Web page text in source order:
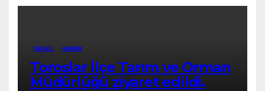
GENEL HABER
Toroslar İlçe Tarım ve Orman
Müdürlüğü ziyaret edildi.